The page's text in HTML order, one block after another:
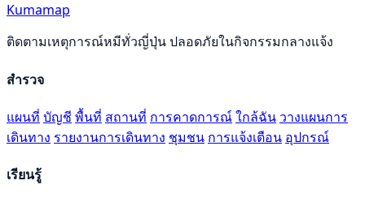
Kumamap
ติดตามเหตุการณ์หมีทั่วญี่ปุ่น ปลอดภัยในกิจกรรมกลางแจ้ง
สำรวจ
แผนที่ บัญชี พื้นที่ สถานที่ การคาดการณ์ใกล้ฉัน วางแผนการ
เดินทาง รายงานการเดินทาง ชุมชน การแจ้งเตือน อุปกรณ์
เรียนรู้